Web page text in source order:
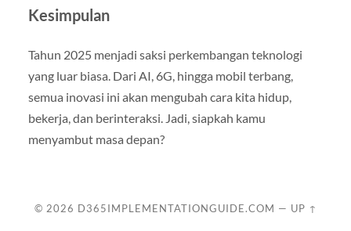
Kesimpulan
Tahun 2025 menjadi saksi perkembangan teknologi
yang luar biasa. Dari AI, 6G, hingga mobil terbang,
semua inovasi ini akan mengubah cara kita hidup,
bekerja, dan berinteraksi. Jadi, siapkah kamu
menyambut masa depan?
© 2026 D365IMPLEMENTATIONGUIDE.COM — UP ↑